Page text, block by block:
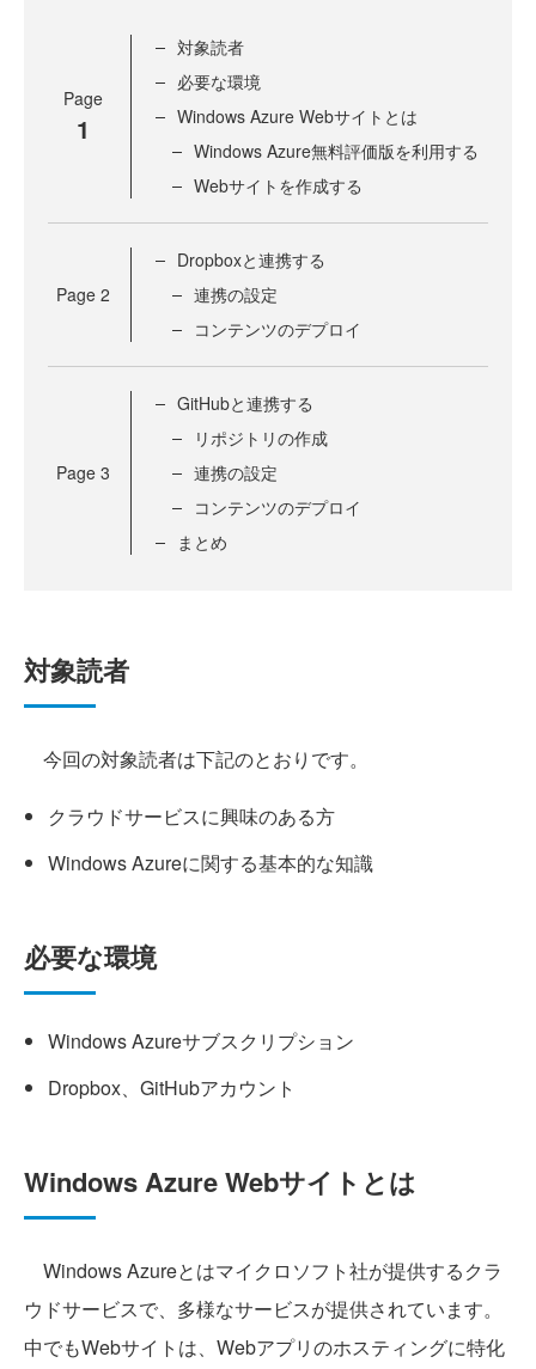
Page
1
対象読者
必要な環境
Windows Azure Webサイトとは
Windows Azure無料評価版を利用する
Webサイトを作成する
Page 2
Dropboxと連携する
連携の設定
コンテンツのデプロイ
Page 3
GitHubと連携する
リポジトリの作成
連携の設定
コンテンツのデプロイ
まとめ
対象読者
今回の対象読者は下記のとおりです。
クラウドサービスに興味のある方
Windows Azureに関する基本的な知識
必要な環境
Windows Azureサブスクリプション
Dropbox、GitHubアカウント
Windows Azure Webサイトとは
Windows Azureとはマイクロソフト社が提供するクラ
ウドサービスで、多様なサービスが提供されています。
中でもWebサイトは、Webアプリのホスティングに特化